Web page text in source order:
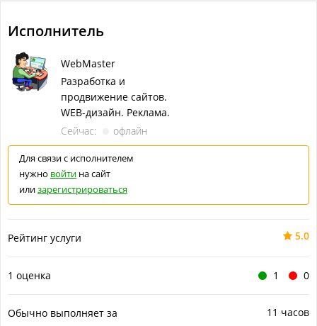
Исполнитель
WebMaster
Разработка и
продвижение сайтов.
WEB-дизайн. Реклама.
Сейчас:
офлайн
Для связи с исполнителем
нужно войти на сайт
илизарегистрироваться
5.0
Рейтинг услуги
1 0
1 оценка
11 часов
Обычно выполняет за